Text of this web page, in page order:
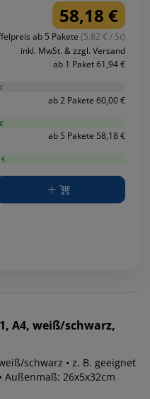
58,18 €
ab 5 Pakete (5.82 € / St)
inkl. MwSt. & zzgl. Versand
ab 1 Paket 61,94 €
ab 2 Pakete 60,00 €
ab 5 Pakete 58,18 €
A4, weiß/schwarz,
schwarz • z. B. geeignet
26x5x32cm